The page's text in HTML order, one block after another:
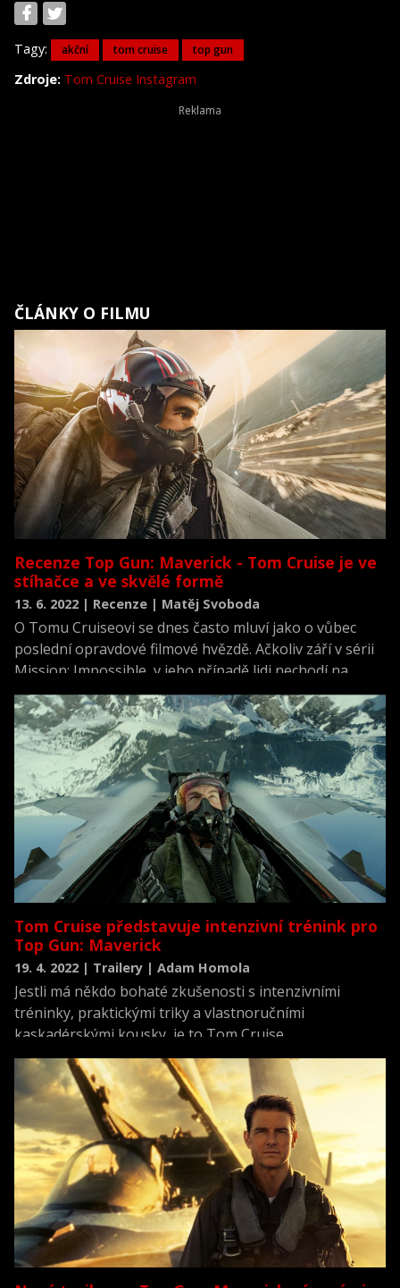
Tagy: akční tom cruise top gun
Zdroje: Tom Cruise Instagram
ČLÁNKY O FILMU
Recenze Top Gun: Maverick - Tom Cruise je ve
stíhačce a ve skvělé formě
13. 6. 2022 | Recenze | Matěj Svoboda
O Tomu Cruiseovi se dnes často mluví jako o vůbec
poslední opravdové filmové hvězdě. Ačkoliv září v sérii
Mission: Impossible, v jeho případě lidi nechodí na
Ethana Hunta, ale právě na Toma Cruise.
Tom Cruise představuje intenzivní trénink pro
Top Gun: Maverick
19. 4. 2022 | Trailery | Adam Homola
Jestli má někdo bohaté zkušenosti s intenzivními
tréninky, praktickými triky a vlastnoručními
kaskadérskými kousky, je to Tom Cruise.